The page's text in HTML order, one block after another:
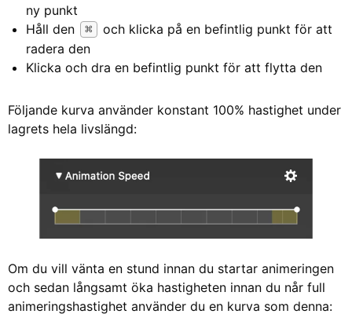
ny punkt
Håll den
⌘
och klicka på en befintlig punkt för att
radera den
Klicka och dra en befintlig punkt för att flytta den
Följande kurva använder konstant 100% hastighet under
lagrets hela livslängd:
Om du vill vänta en stund innan du startar animeringen
och sedan långsamt öka hastigheten innan du når full
animeringshastighet använder du en kurva som denna: